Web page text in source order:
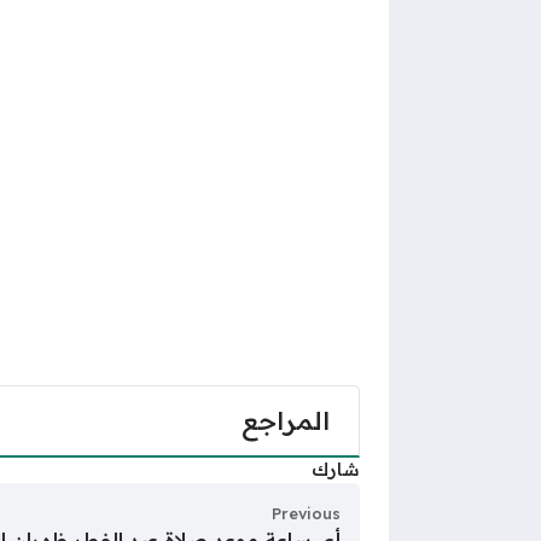
المراجع
شارك
Previous